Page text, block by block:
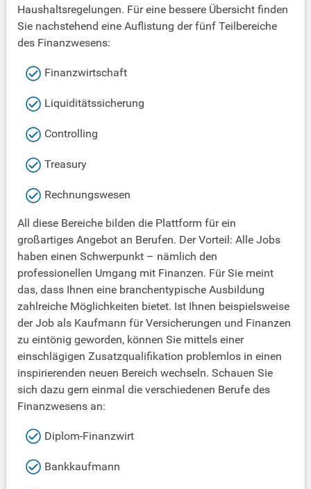
Haushaltsregelungen. Für eine bessere Übersicht finden
Sie nachstehend eine Auflistung der fünf Teilbereiche
des Finanzwesens:
Finanzwirtschaft
Liquiditätssicherung
Controlling
Treasury
Rechnungswesen
All diese Bereiche bilden die Plattform für ein
großartiges Angebot an Berufen. Der Vorteil: Alle Jobs
haben einen Schwerpunkt – nämlich den
professionellen Umgang mit Finanzen. Für Sie meint
das, dass Ihnen eine branchentypische Ausbildung
zahlreiche Möglichkeiten bietet. Ist Ihnen beispielsweise
der Job als Kaufmann für Versicherungen und Finanzen
zu eintönig geworden, können Sie mittels einer
einschlägigen Zusatzqualifikation problemlos in einen
inspirierenden neuen Bereich wechseln. Schauen Sie
sich dazu gern einmal die verschiedenen Berufe des
Finanzwesens an:
Diplom-Finanzwirt
Bankkaufmann